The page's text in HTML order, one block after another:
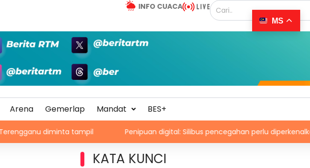
INFO CUACA
Arena Gemerlap Mandat BES+
tampil Penipuan digital: Silibus pencegahan perlu diperkenalkan – PPIM
KATA KUNCI
MS